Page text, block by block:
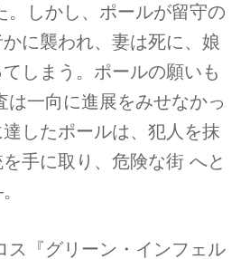
。しかし、ポールが留守の
に襲われ、妻は死に、娘
しまう。ポールの願いも
は一向に進展をみせなかっ
したポールは、犯人を抹
手に取り、危険な街 へと
ス『グリーン・インフェル